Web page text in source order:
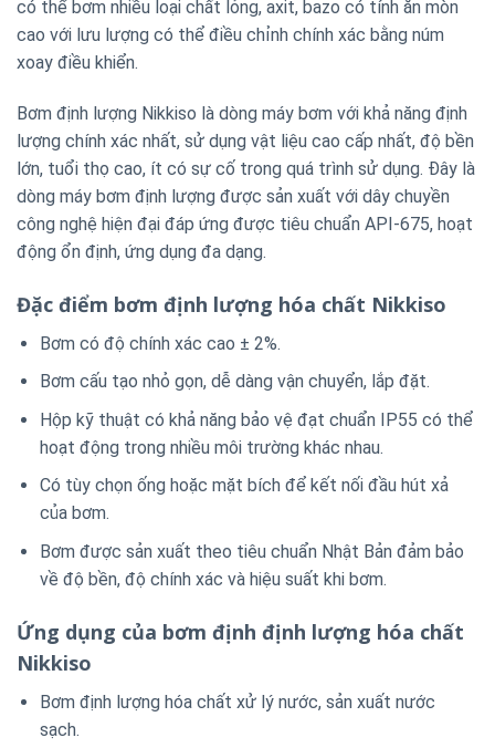
có thể bơm nhiều loại chất lỏng, axit, bazo có tính ăn mòn
cao với lưu lượng có thể điều chỉnh chính xác bằng núm
xoay điều khiển.
Bơm định lượng Nikkiso là dòng máy bơm với khả năng định
lượng chính xác nhất, sử dụng vật liệu cao cấp nhất, độ bền
lớn, tuổi thọ cao, ít có sự cố trong quá trình sử dụng. Đây là
dòng máy bơm định lượng được sản xuất với dây chuyền
công nghệ hiện đại đáp ứng được tiêu chuẩn API-675, hoạt
động ổn định, ứng dụng đa dạng.
Đặc điểm bơm định lượng hóa chất Nikkiso
Bơm có độ chính xác cao ± 2%.
Bơm cấu tạo nhỏ gọn, dễ dàng vận chuyển, lắp đặt.
Hộp kỹ thuật có khả năng bảo vệ đạt chuẩn IP55 có thể
hoạt động trong nhiều môi trường khác nhau.
Có tùy chọn ống hoặc mặt bích để kết nối đầu hút xả
của bơm.
Bơm được sản xuất theo tiêu chuẩn Nhật Bản đảm bảo
về độ bền, độ chính xác và hiệu suất khi bơm.
Ứng dụng của bơm định định lượng hóa chất
Nikkiso
Bơm định lượng hóa chất xử lý nước, sản xuất nước
sạch.